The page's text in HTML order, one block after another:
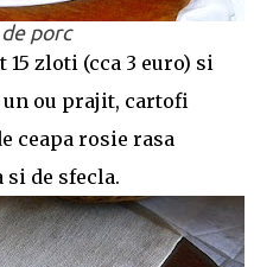
porc
15 zloti (cca 3 euro) si
ou prajit, cartofi
ceapa rosie rasa
si de sfecla.